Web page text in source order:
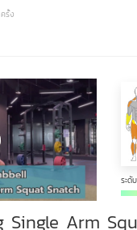
รั้ง
ระดับ
Single Arm